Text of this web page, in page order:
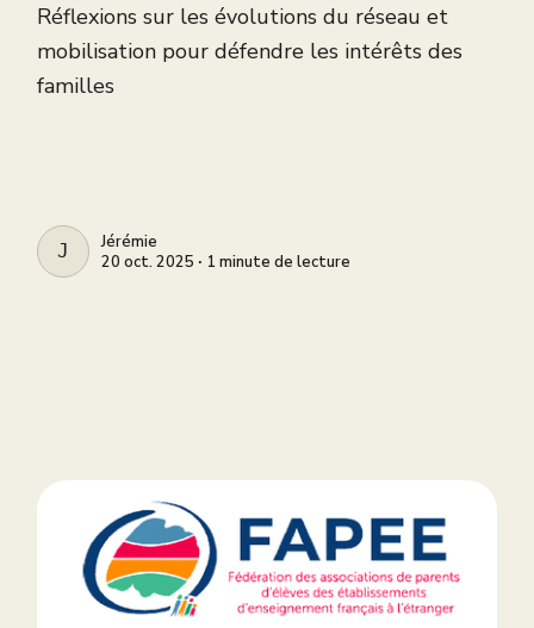
Réflexions sur les évolutions du réseau et
mobilisation pour défendre les intérêts des
familles
JÉRÉMIE
Jérémie
20 oct. 2025 ∙ 1 minute de lecture